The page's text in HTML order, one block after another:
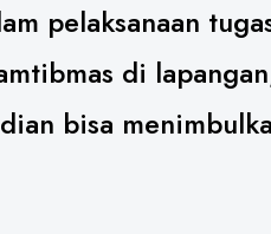
pelaksanaan
di
bisa